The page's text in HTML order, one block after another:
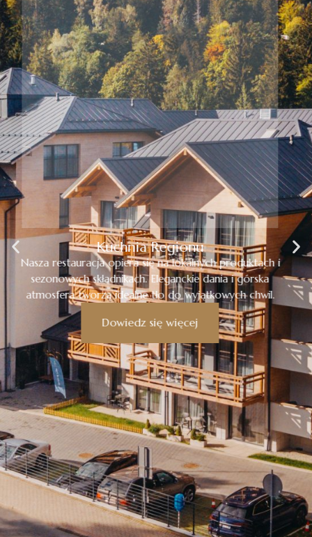
Spa & Wellness
W otoczeniu lasów i gór stworzyliśmy przestrzeń relaksu i
harmonii. Nasze spa oferuje masaże, sauny, rytuały odnowy
i widok, który koi zmysły.
Dowiedz się więcej